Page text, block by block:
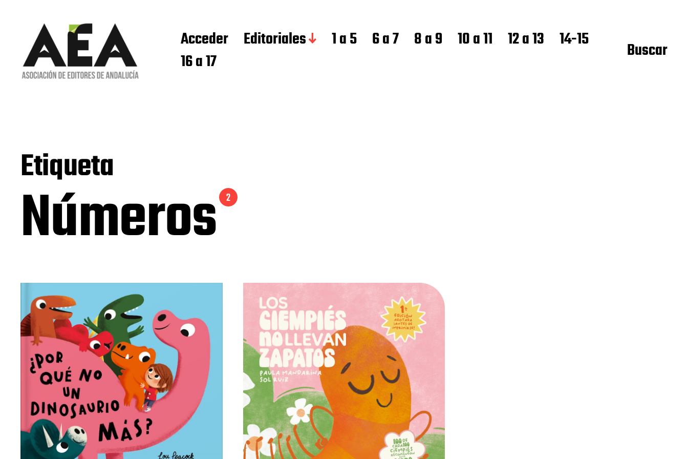
Acceder Editoriales 1 a 5 6 a 7 8 a 9 10 a 11 12 a 13
14-15
16 a 17
Buscar
Etiqueta
Números2